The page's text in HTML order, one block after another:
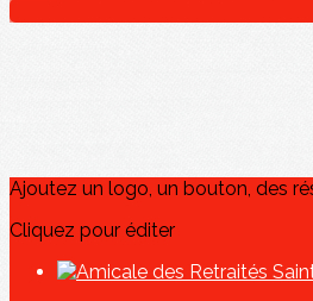
Ajoutez un logo, un bouton, des
Cliquez pour éditer